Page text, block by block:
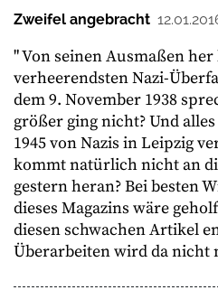
Zweifel angebracht
" Von seinen Ausmaßen
verheerendsten Nazi-
dem 9. November 1938
größer ging nicht? Und
1945 von Nazis in Leipzig
kommt natürlich nicht an
gestern heran? Bei besten
dieses Magazins wäre
diesen schwachen Artikel
Überarbeiten wird da nicht